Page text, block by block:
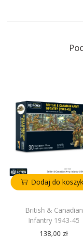
Dodaj do
British & Canadian
Infantry 1943-45
138,00 zł